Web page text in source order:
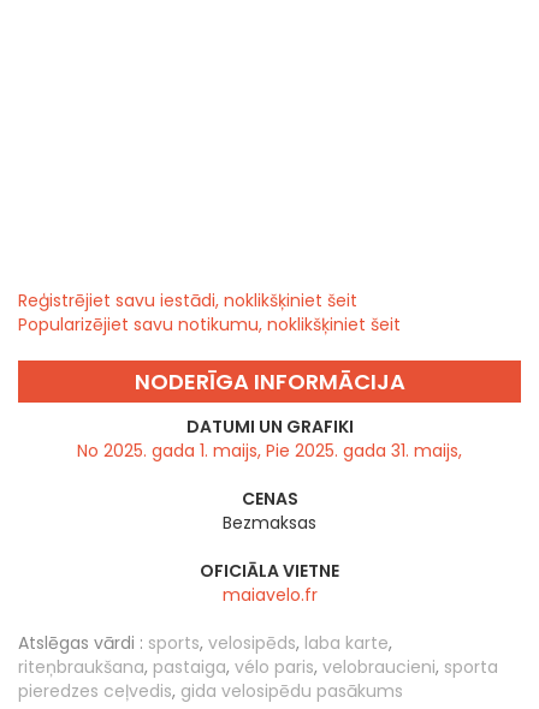
Reģistrējiet savu iestādi, noklikšķiniet šeit
Popularizējiet savu notikumu, noklikšķiniet šeit
NODERĪGA INFORMĀCIJA
DATUMI UN GRAFIKI
No 2025. gada 1. maijs, Pie 2025. gada 31. maijs,
CENAS
Bezmaksas
OFICIĀLA VIETNE
maiavelo.fr
Atslēgas vārdi : sports, velosipēds, laba karte,
riteņbraukšana, pastaiga, vélo paris, velobraucieni, sporta
pieredzes ceļvedis, gida velosipēdu pasākums